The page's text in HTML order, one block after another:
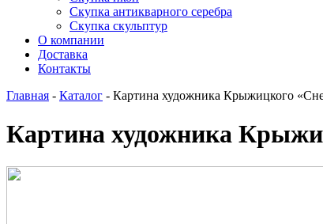
Скупка антикварного серебра
Скупка скульптур
О компании
Доставка
Контакты
Главная - Каталог - Картина художника Крыжицкого
Картина художника